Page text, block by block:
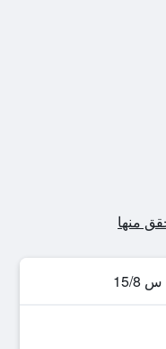
س 15/8